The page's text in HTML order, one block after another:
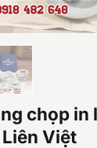
chọp in
Việt